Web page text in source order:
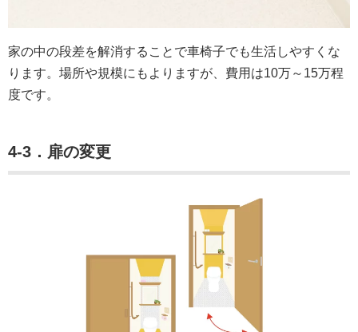
家の中の段差を解消することで車椅子でも生活しやすくな
ります。場所や規模にもよりますが、費用は10万～15万程
度です。
4-3．扉の変更